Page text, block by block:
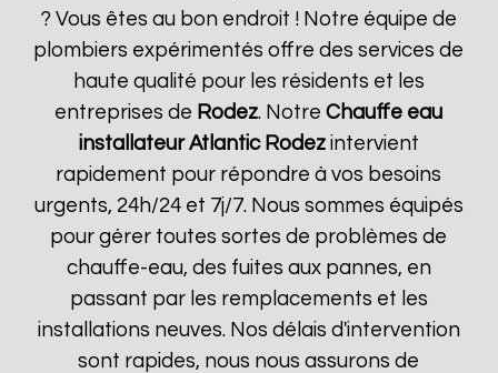
? Vous êtes au bon endroit ! Notre équipe de
plombiers expérimentés offre des services de
haute qualité pour les résidents et les
entreprises de Rodez. NotreChauffe eau
installateur Atlantic Rodezintervient
rapidement pour répondre à vos besoins
urgents, 24h/24 et 7j/7. Nous sommes équipés
pour gérer toutes sortes de problèmes de
chauffe-eau, des fuites aux pannes, en
passant par les remplacements et les
installations neuves. Nos délais d'intervention
sont rapides, nous nous assurons de